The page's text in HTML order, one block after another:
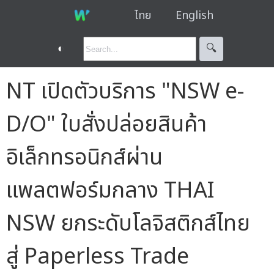
ไทย English
◐ 🔍︎
NT เปิดตัวบริการ "NSW e-
D/O" ใบสั่งปล่อยสินค้า
อิเล็กทรอนิกส์ผ่าน
แพลตฟอร์มกลาง THAI
NSW ยกระดับโลจิสติกส์ไทย
สู่ Paperless Trade